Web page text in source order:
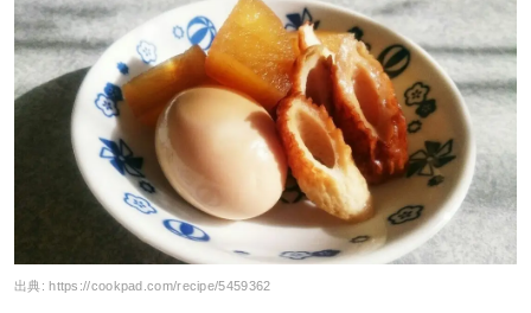
出典: https://cookpad.com/recipe/5459362